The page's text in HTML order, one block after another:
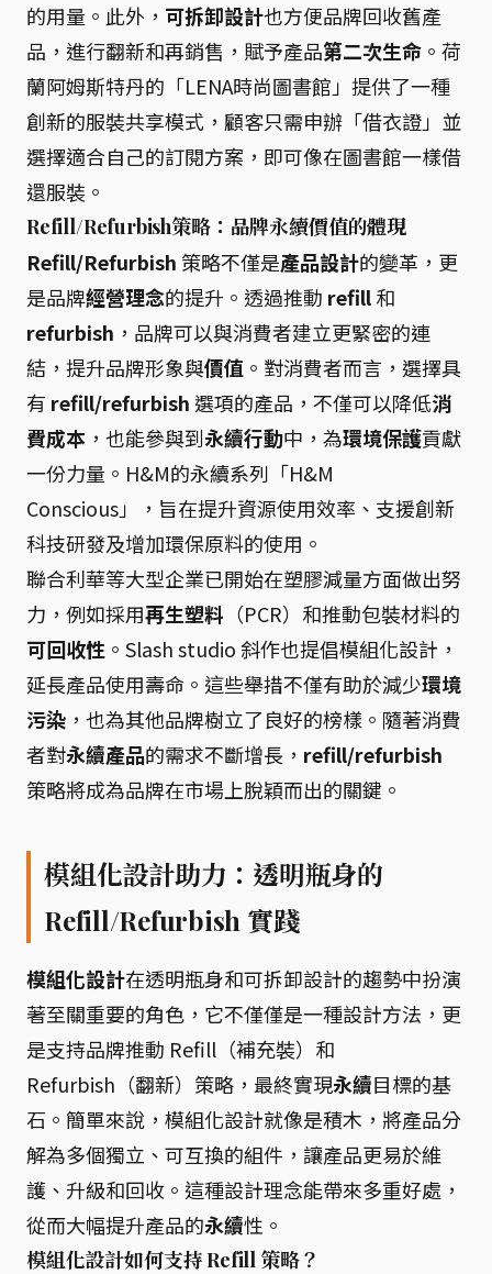
的用量。此外， 可拆卸設計也方便品牌回收舊產
品，進行翻新和再銷售，賦予產品第二次生命 。荷
蘭阿姆斯特丹的「LENA時尚圖書館」提供了一種
創新的服裝共享模式，顧客只需申辦「借衣證」並
選擇適合自己的訂閱方案，即可像在圖書館一樣借
還服裝。
Refill/Refurbish策略：品牌永續價值的體現
Refill/Refurbish 策略不僅是產品設計的變革，更
是品牌經營理念的提升。透過推動 refill和
refurbish ，品牌可以與消費者建立更緊密的連
結，提升品牌形象與價值 。對消費者而言，選擇具
有 refill/refurbish選項的產品，不僅可以降低消
費成本 ，也能參與到永續行動中，為環境保護貢獻
一份力量。H&M的永續系列「H&M
Conscious」，旨在提升資源使用效率、支援創新
科技研發及增加環保原料的使用。
聯合利華等大型企業已開始在塑膠減量方面做出努
力，例如採用再生塑料 （PCR）和推動包裝材料的
可回收性 。Slash studio 斜作也提倡模組化設計，
延長產品使用壽命。這些舉措不僅有助於減少環境
污染 ，也為其他品牌樹立了良好的榜樣。隨著消費
者對永續產品的需求不斷增長， refill/refurbish
策略將成為品牌在市場上脫穎而出的關鍵。
模組化設計助力：透明瓶身的
Refill/Refurbish 實踐
模組化設計在透明瓶身和可拆卸設計的趨勢中扮演
著至關重要的角色，它不僅僅是一種設計方法，更
是支持品牌推動 Refill（補充裝）和
Refurbish（翻新）策略，最終實現永續目標的基
石。簡單來說，模組化設計就像是積木，將產品分
解為多個獨立、可互換的組件，讓產品更易於維
護、升級和回收。這種設計理念能帶來多重好處，
從而大幅提升產品的永續性。
模組化設計如何支持 Refill 策略？